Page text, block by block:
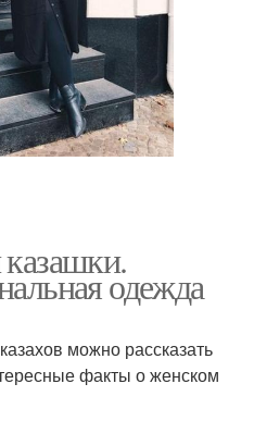
одежда
можно рассказать
факты о женском